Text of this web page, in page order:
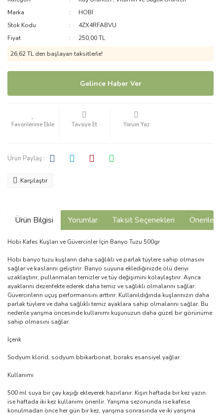
Marka
HOBİ
Stok Kodu
4ZX4RFABVU
Fiyat
250,00 TL
26,62 TL den başlayan taksitlerle!
Gelince Haber Ver
Tavsiye Et Yorum Yaz
Ürün Paylaş :
Karşılaştır
Ürün Bilgisi Yorumlar Taksit Seçenekleri
Hobi Kafes Kuşları ve Güvercinler İçin Banyo Tuzu 500gr
Hobi banyo tuzu kuşların daha sağlıklı ve parlak tüylere sahip olmasını
sağlar ve kaslarını geliştirir. Banyo suyuna eklediğinizde ölü deriyi
uzaklaştırır, pullanmaları temizler ve tüy değişimini kolaylaştırır. Ayrıca
ayaklarını dezenfekte ederek daha temiz ve sağlıklı olmalarını sağlar.
Güvercinlerin uçuş performansını arttırır. Kullanıldığında kuşlarınızın daha
parlak tüylere ve daha sağlıklı temiz ayaklara sahip olmalarını sağlar. Bu
nedenle yarışma öncesinde kullanımı kuşunuzun daha güzel bir görünüme
sahip olmasını sağlar.
İçerik
Sodyum klorid, sodyum bbikarbonat, boraks esansiyel yağlar.
Kullanımı
500 ml suya bir çay kaşığı ekleyerek hazırlanır. Kışın haftada bir kez yazın
ise haftada iki kez kullanımı önerilir. Yarışma sezonunda ise kafese
konulmadan önce her gün bir kez, yarışma sonrasında ve iki yarışma